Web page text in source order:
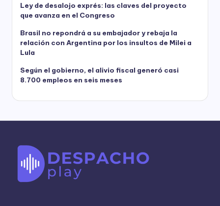
Ley de desalojo exprés: las claves del proyecto
que avanza en el Congreso
Brasil no repondrá a su embajador y rebaja la
relación con Argentina por los insultos de Milei a
Lula
Según el gobierno, el alivio fiscal generó casi
8.700 empleos en seis meses